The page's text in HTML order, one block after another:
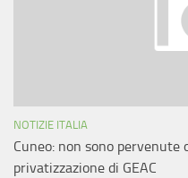
NOTIZIE ITALIA
Cuneo: non sono
privatizzazione di GEAC